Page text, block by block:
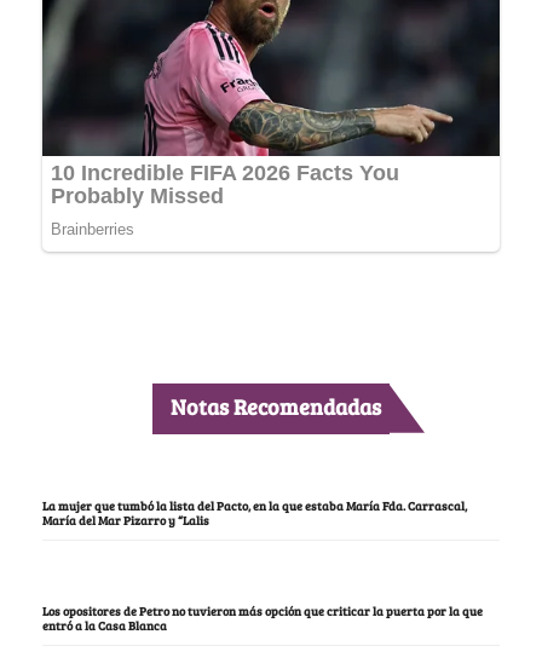
Notas Recomendadas
La mujer que tumbó la lista del Pacto, en la que estaba María Fda. Carrascal,
María del Mar Pizarro y “Lalis
Los opositores de Petro no tuvieron más opción que criticar la puerta por la que
entró a la Casa Blanca